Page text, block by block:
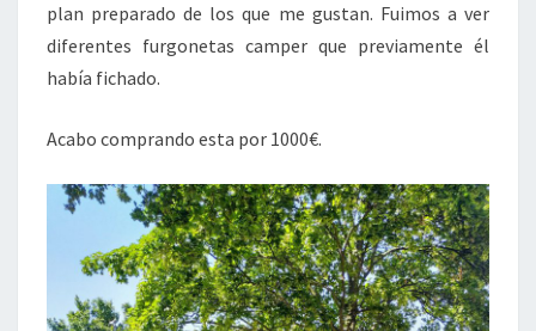
plan preparado de los que me gustan. Fuimos a ver
diferentes furgonetas camper que previamente él
había fichado.
Acabo comprando esta por 1000€.